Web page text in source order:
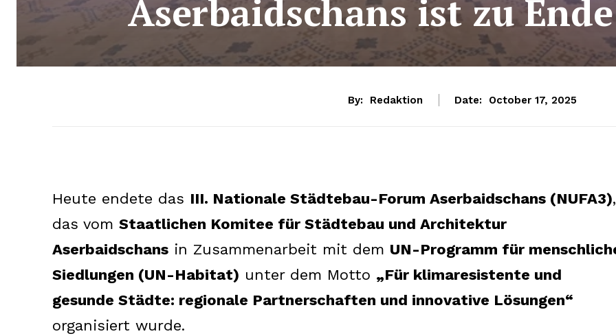
Aserbaidschans ist zu
By: Redaktion Date: October 17, 2025
Heute endete das III. Nationale Städtebau-Forum Aserbaidschans (NUFA3),
das vom Staatlichen Komitee für Städtebau und Architektur
Aserbaidschans in Zusammenarbeit mit dem UN-Programm für
Siedlungen (UN-Habitat) unter dem Motto „Für klimaresistente und
gesunde Städte: regionale Partnerschaften und innovative Lösungen“
organisiert wurde.